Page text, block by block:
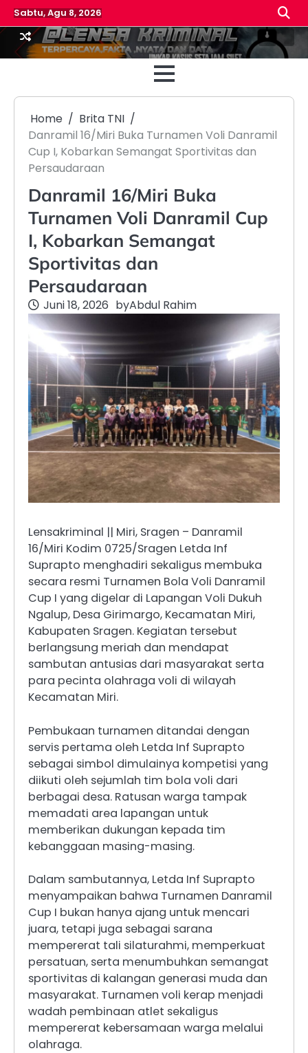
Skip
to
content
Sabtu, Agu 8, 2026
Beranda
Home
Brita TNI
Danramil 16/Miri Buka Turnamen Voli Danramil
Cup I, Kobarkan Semangat Sportivitas dan
Persaudaraan
Danramil 16/Miri Buka
Turnamen Voli Danramil Cup
I, Kobarkan Semangat
Sportivitas dan
Persaudaraan
Juni 18, 2026 byAbdul Rahim
Lensakriminal || Miri, Sragen – Danramil
16/Miri Kodim 0725/Sragen Letda Inf
Suprapto menghadiri sekaligus membuka
secara resmi Turnamen Bola Voli Danramil
Cup I yang digelar di Lapangan Voli Dukuh
Ngalup, Desa Girimargo, Kecamatan Miri,
Kabupaten Sragen. Kegiatan tersebut
berlangsung meriah dan mendapat
sambutan antusias dari masyarakat serta
para pecinta olahraga voli di wilayah
Kecamatan Miri.
Pembukaan turnamen ditandai dengan
servis pertama oleh Letda Inf Suprapto
sebagai simbol dimulainya kompetisi yang
diikuti oleh sejumlah tim bola voli dari
berbagai desa. Ratusan warga tampak
memadati area lapangan untuk
memberikan dukungan kepada tim
kebanggaan masing-masing.
Dalam sambutannya, Letda Inf Suprapto
menyampaikan bahwa Turnamen Danramil
Cup I bukan hanya ajang untuk mencari
juara, tetapi juga sebagai sarana
mempererat tali silaturahmi, memperkuat
persatuan, serta menumbuhkan semangat
sportivitas di kalangan generasi muda dan
masyarakat. Turnamen voli kerap menjadi
wadah pembinaan atlet sekaligus
mempererat kebersamaan warga melalui
olahraga.